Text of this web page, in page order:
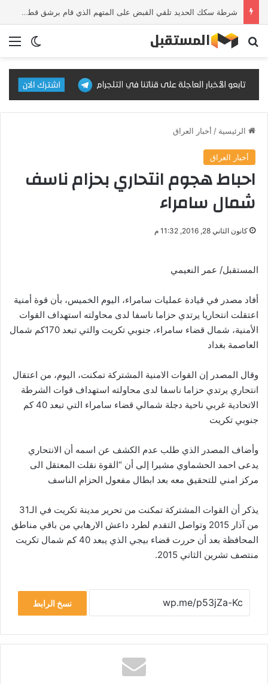
شرطة سكك الحديد تلقي القبض على المتهم الذي قام برشق قطار الزائرين بالحجارة وتحويله إلى القضاء
الوضع بحث عن
الرئيسية / أخبار العراق
أخبار العراق
احباط هجوم انتحاري بحزام ناسف
شمال سامراء
كانون الثاني 28, 2016, 11:32 م
المستقبل/ عمر النعيمي
أفاد مصدر في قيادة عمليات سامراء، اليوم الخميس، بأن قوة أمنية
اعتقلت انتحاريا يرتدي حزاما ناسفا لدى محاولته استهداف القوات
الأمنية، شمال قضاء سامراء، جنوبي تكريت والتي تبعد 170كم شمال
العاصمة بغداد
وقال المصدر إن القوات الامنية المشتركة تمكنت، اليوم، من اعتقال
انتحاري يرتدي حزاما ناسفا لدى محاولته استهداف قوات الشرطة
الاتحادية غربي ناحية دجلة شمالي قضاء سامراء التي تبعد 40 كم
جنوبي تكريت
وأضاف المصدر الذي طلب عدم الكشف عن اسمه أن الانتحاري
يدعى احمد الحشماوي مشيرا إلى أن “القوة نقلت المعتقل الى
مركز امني للتحقيق معه بعد ابطال مفعول الحزام الناسف
يذكر أن القوات المشتركة تمكنت من تحرير مدينة تكريت في الـ31
من آذار 2015 وتواصل التقدم لطرد داعش الارهابي من باقي مناطق
المحافظة بعد أن حررت قضاء بيجي الذي يبعد 40 كم شمال تكريت
منتصف تشرين الثاني 2015.
نسخ الرابط